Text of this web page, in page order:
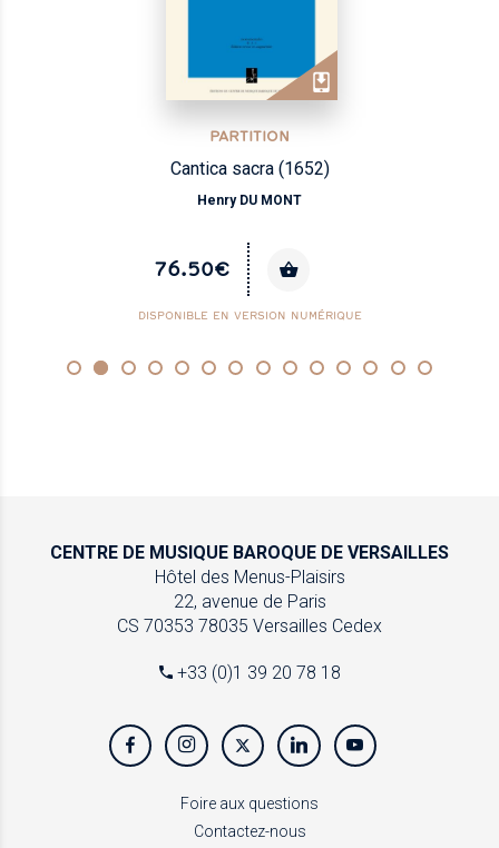
PARTITION
Cantica sacra (1652)
Henry DU MONT
76.50€
DISPONIBLE EN VERSION NUMÉRIQUE
CENTRE DE MUSIQUE BAROQUE DE VERSAILLES
Hôtel des Menus-Plaisirs
22, avenue de Paris
CS 70353 78035 Versailles Cedex
+33 (0)1 39 20 78 18
Foire aux questions
Contactez-nous